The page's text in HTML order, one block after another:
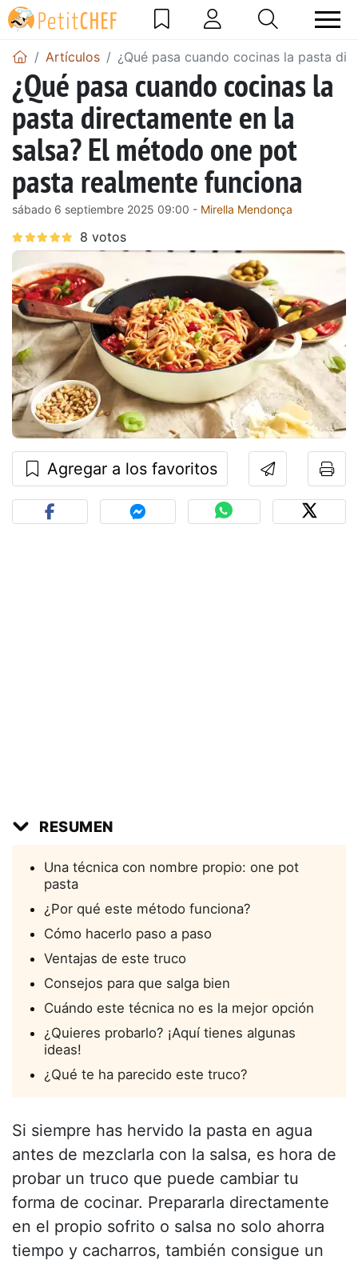
Artículos ¿Qué pasa cuando cocinas la pasta
¿Qué pasa cuando cocinas la
pasta directamente en la
salsa? El método one pot
pasta realmente funciona
sábado 6 septiembre 2025 09:00 - Mirella Mendonça
Agregar a los favoritos
RESUMEN
Una técnica con nombre propio: one pot
pasta
¿Por qué este método funciona?
Cómo hacerlo paso a paso
Ventajas de este truco
Consejos para que salga bien
Cuándo este técnica no es la mejor opción
¿Quieres probarlo? ¡Aquí tienes algunas
ideas!
¿Qué te ha parecido este truco?
Si siempre has hervido la pasta en agua
antes de mezclarla con la salsa, es hora de
probar un truco que puede cambiar tu
forma de cocinar. Prepararla directamente
en el propio sofrito o salsa no solo ahorra
tiempo y cacharros, también consigue un